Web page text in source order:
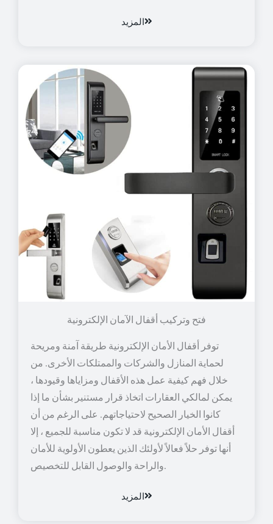
المزيد
توفر أقفال الأمان الإلكترونية طريقة آمنة ومريحة
لحماية المنازل والشركات والممتلكات الأخرى. من
خلال فهم كيفية عمل هذه الأقفال ومزاياها وقيودها ،
يمكن لمالكي العقارات اتخاذ قرار مستنير بشأن ما إذا
كانوا الخيار الصحيح لاحتياجاتهم. على الرغم من أن
أقفال الأمان الإلكترونية قد لا تكون مناسبة للجميع ، إلا
أنها توفر حلاً فعالاً لأولئك الذين يعطون الأولوية للأمان
والراحة والوصول القابل للتخصيص.
المزيد